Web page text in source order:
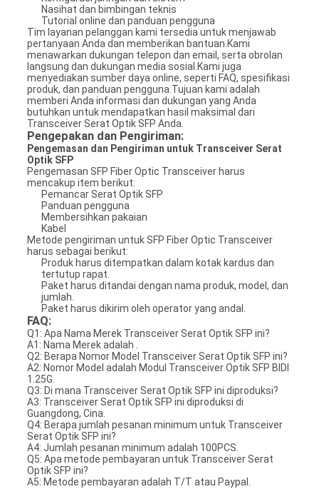
Nasihat dan bimbingan teknis
Tutorial online dan panduan pengguna
Tim layanan pelanggan kami tersedia untuk menjawab
pertanyaan Anda dan memberikan bantuan.Kami
menawarkan dukungan telepon dan email, serta obrolan
langsung dan dukungan media sosial.Kami juga
menyediakan sumber daya online, seperti FAQ, spesifikasi
produk, dan panduan pengguna.Tujuan kami adalah
memberi Anda informasi dan dukungan yang Anda
butuhkan untuk mendapatkan hasil maksimal dari
Transceiver Serat Optik SFP Anda.
Pengepakan dan Pengiriman:
Pengemasan dan Pengiriman untuk Transceiver Serat
Optik SFP
Pengemasan SFP Fiber Optic Transceiver harus
mencakup item berikut:
Pemancar Serat Optik SFP
Panduan pengguna
Membersihkan pakaian
Kabel
Metode pengiriman untuk SFP Fiber Optic Transceiver
harus sebagai berikut:
Produk harus ditempatkan dalam kotak kardus dan
tertutup rapat.
Paket harus ditandai dengan nama produk, model, dan
jumlah.
Paket harus dikirim oleh operator yang andal.
FAQ:
Q1: Apa Nama Merek Transceiver Serat Optik SFP ini?
A1: Nama Merek adalah .
Q2: Berapa Nomor Model Transceiver Serat Optik SFP ini?
A2: Nomor Model adalah Modul Transceiver Optik SFP BIDI
1.25G.
Q3: Di mana Transceiver Serat Optik SFP ini diproduksi?
A3: Transceiver Serat Optik SFP ini diproduksi di
Guangdong, Cina.
Q4: Berapa jumlah pesanan minimum untuk Transceiver
Serat Optik SFP ini?
A4: Jumlah pesanan minimum adalah 100PCS.
Q5: Apa metode pembayaran untuk Transceiver Serat
Optik SFP ini?
A5: Metode pembayaran adalah T/T atau Paypal.